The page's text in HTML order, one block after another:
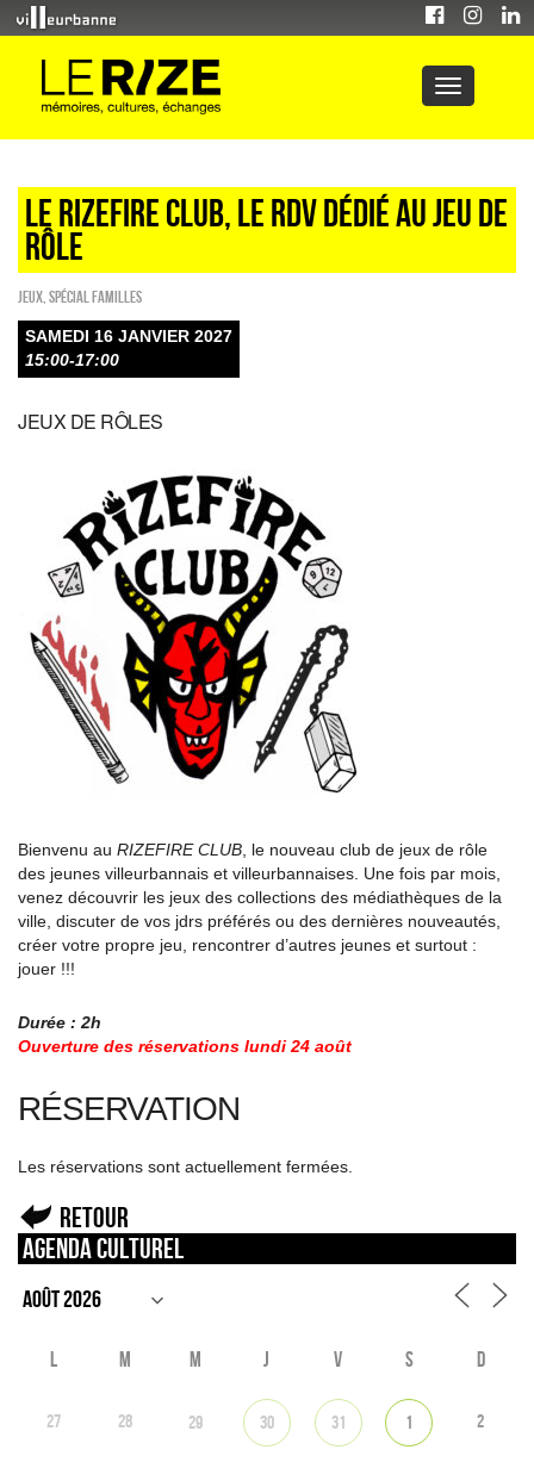
Le RIZEFIRE CLUB, le RDV dédié au jeu de
rôle
Jeux Spécial familles
SAMEDI 16 JANVIER 2027
15:00-17:00
JEUX DE RÔLES
Bienvenu au RIZEFIRE CLUB , le nouveau club de jeux de rôle
des jeunes villeurbannais et villeurbannaises. Une fois par mois,
venez découvrir les jeux des collections des médiathèques de la
ville, discuter de vos jdrs préférés ou des dernières nouveautés,
créer votre propre jeu, rencontrer d’autres jeunes et surtout :
jouer !!!
Durée : 2h
Ouverture des réservations lundi 24 août
RÉSERVATION
Les réservations sont actuellement fermées.
Retour
Agenda culturel
L M M J V S D
27 28 29 30 31 1 2